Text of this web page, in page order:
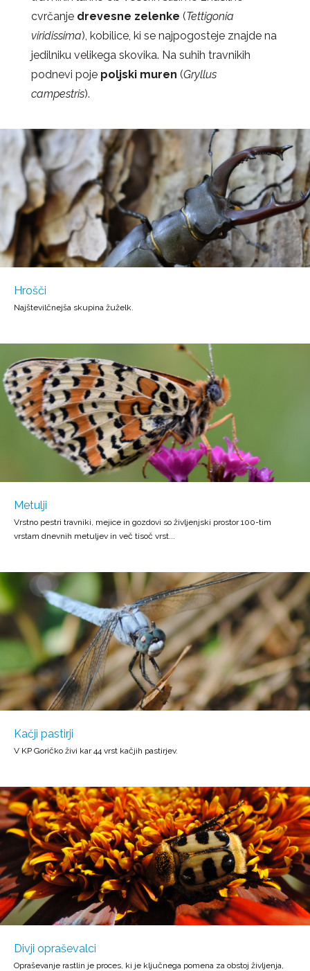
cvrčanje drevesne zelenke (Tettigonia
viridissima), kobilice, ki se najpogosteje znajde na
jedilniku velikega skovika. Na suhih travnikih
podnevi poje poljski muren (Gryllus
campestris).
Hrošči
Najštevilčnejša skupina žuželk.
Metulji
Vrstno pestri travniki, mejice in gozdovi so življenjski prostor 100-tim
vrstam dnevnih metuljev in več tisoč vrst...
Kačji pastirji
V KP Goričko živi kar 44 vrst kačjih pastirjev.
Divji opraševalci
Opraševanje rastlin je proces, ki je ključnega pomena za obstoj življenja,